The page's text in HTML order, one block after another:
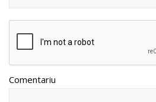
Comentariu